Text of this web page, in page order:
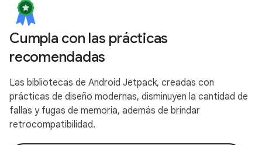
Cumpla con las prácticas
recomendadas
Las bibliotecas de Android Jetpack, creadas con
prácticas de diseño modernas, disminuyen la cantidad de
fallas y fugas de memoria, además de brindar
retrocompatibilidad.